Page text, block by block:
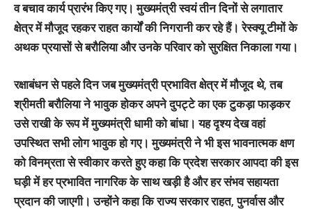
व बचाव कार्य प्रारंभ किए गए। मुख्यमंत्री स्वयं तीन दिनों से लगातार
क्षेत्र में मौजूद रहकर राहत कार्यों की निगरानी कर रहे हैं। रेस्क्यू टीमों के
अथक प्रयासों से बरौलिया और उनके परिवार को सुरक्षित निकाला गया।
रक्षाबंधन से पहले दिन जब मुख्यमंत्री प्रभावित क्षेत्र में मौजूद थे, तब
श्रीमती बरौलिया ने भावुक होकर अपने दुपट्टे का एक टुकड़ा फाड़कर
उसे राखी के रूप में मुख्यमंत्री धामी को बांधा। यह दृश्य देख वहां
उपस्थित सभी लोग भावुक हो गए। मुख्यमंत्री ने भी इस भावनात्मक क्षण
को विनम्रता से स्वीकार करते हुए कहा कि प्रदेश सरकार आपदा की इस
घड़ी में हर प्रभावित नागरिक के साथ खड़ी है और हर संभव सहायता
प्रदान की जाएगी। उन्होंने कहा कि राज्य सरकार राहत, पुनर्वास और